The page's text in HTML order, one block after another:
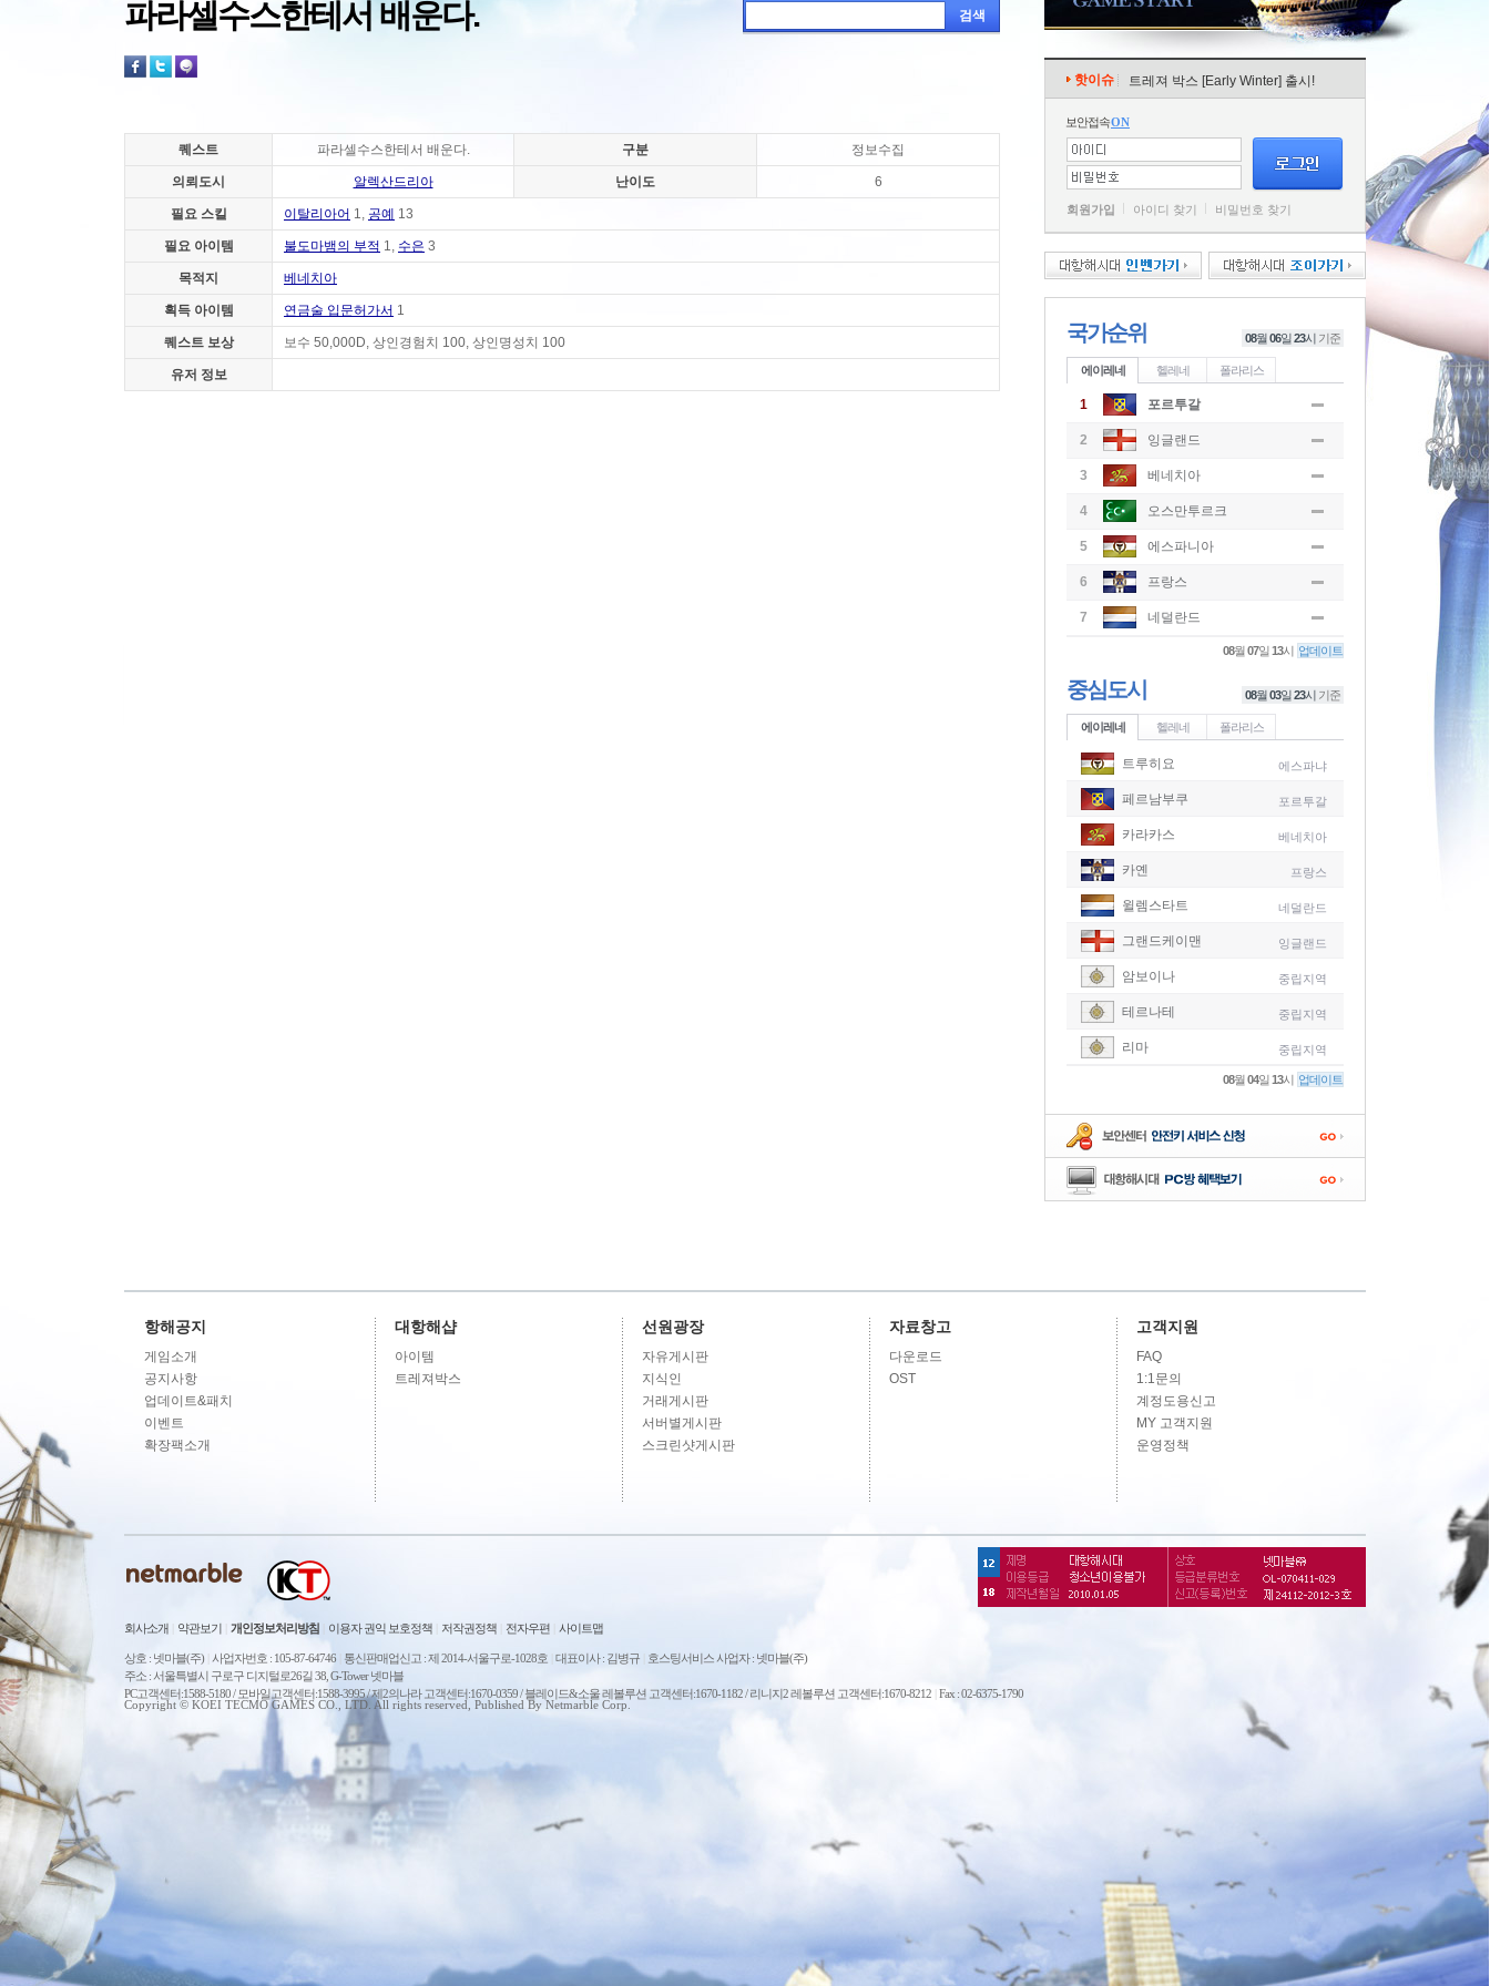
파라셀수스한테서 배운다. 검색
퀘스트 파라셀수스한테서 배운다. 구분 정보수집
의뢰도시 알렉산드리아 난이도 6
필요 스킬 이탈리아어 1, 공예 13
필요 아이템 불도마뱀의 부적 1, 수은 3
목적지 베네치아
획득 아이템 연금술 입문허가서 1
퀘스트 보상 보수 50,000D, 상인경험치 100, 상인명성치 100
유저 정보
핫이슈 트레져 박스 [Early Winter] 출시!
보안접속ON
회원가입 아이디 찾기 비밀번호 찾기
국가순위 08월 06일 23시 기준
에이레네 헬레네 폴라리스
1 포르투갈
2 잉글랜드
3 베네치아
4 오스만투르크
5 에스파니아
6 프랑스
-
7 네덜란드
08월07일13시 업데이트
중심도시 08월 03일 23시 기준
에이레네 헬레네 폴라리스
트루히요 에스파냐
페르남부쿠 포르투갈
카라카스 베네치아
카옌 프랑스
윌렘스타트 네덜란드
그랜드케이맨 잉글랜드
암보이나 중립지역
테르나테 중립지역
리마 중립지역
08월04일13시 업데이트
항해공지
게임소개
공지사항
업데이트&패치
이벤트
확장팩소개
대항해샵
아이템
트레져박스
선원광장
자유게시판
지식인
거래게시판
서버별게시판
스크린샷게시판
자료창고
다운로드
OST
고객지원
FAQ
1:1문의
계정도용신고
MY 고객지원
운영정책
회사소개 약관보기 개인정보처리방침 이용자 권익 보호정책 저작권정책 전자우편 사이트맵
상호 : 넷마블(주) 사업자번호 : 105-87-64746 통신판매업신고 : 제 2014-서울구로-1028호 대표이사 : 김병규
호스팅서비스 사업자 : 넷마블(주)
주소 : 서울특별시 구로구 디지털로26길 38, G-Tower 넷마블
PC고객센터:1588-5180 / 모바일고객센터:1588-3995 / 제2의나라 고객센터:1670-0359 / 블레이드&소울 레볼루션 고객센터:1670-1182 / 리니지2 레볼루션 고객센터:1670-8212 Fax : 02-6375-1790
Copyright © KOEI TECMO GAMES CO., LTD. All rights reserved, Published By Netmarble Corp.